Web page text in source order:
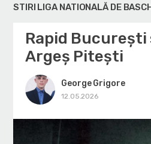
STIRI LIGA NATIONALĂ DE
Rapid București
Argeș Pitești
George Grigore
12.05.2026